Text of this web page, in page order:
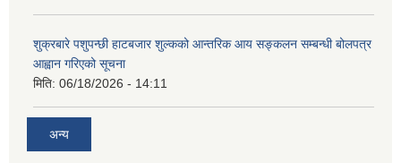
शुक्रबारे पशुपन्छी हाटबजार शुल्कको आन्तरिक आय सङ्कलन सम्बन्धी बोलपत्र
आह्वान गरिएको सूचना
मिति: 06/18/2026 - 14:11
अन्य